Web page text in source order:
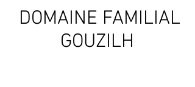
DOMAINE FAMILIAL
GOUZILH